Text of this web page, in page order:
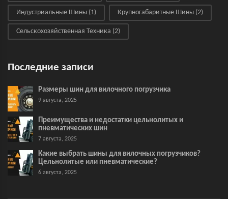
Индустриальные Шины (1) Крупногабаритные Шины (2)
Сельскохозяйственная Техника (2)
Последние записи
Размеры шин для вилочного погрузчика
9 августа, 2025
Преимущества и недостатки цельнолитых и
пневматических шин
7 августа, 2025
Какие выбрать шины для вилочных погрузчиков?
Цельнолитые или пневматические?
6 августа, 2025